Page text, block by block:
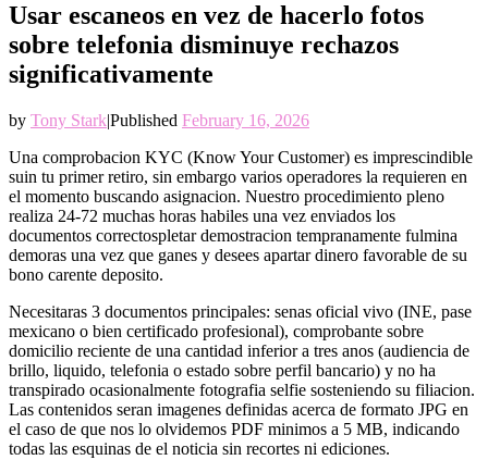
Usar escaneos en vez de hacerlo fotos
sobre telefonia disminuye rechazos
significativamente
by Tony Stark|Published February 16, 2026
Una comprobacion KYC (Know Your Customer) es imprescindible
suin tu primer retiro, sin embargo varios operadores la requieren en
el momento buscando asignacion. Nuestro procedimiento pleno
realiza 24-72 muchas horas habiles una vez enviados los
documentos correctospletar demostracion tempranamente fulmina
demoras una vez que ganes y desees apartar dinero favorable de su
bono carente deposito.
Necesitaras 3 documentos principales: senas oficial vivo (INE, pase
mexicano o bien certificado profesional), comprobante sobre
domicilio reciente de una cantidad inferior a tres anos (audiencia de
brillo, liquido, telefonia o estado sobre perfil bancario) y no ha
transpirado ocasionalmente fotografia selfie sosteniendo su filiacion.
Las contenidos seran imagenes definidas acerca de formato JPG en
el caso de que nos lo olvidemos PDF minimos a 5 MB, indicando
todas las esquinas de el noticia sin recortes ni ediciones.